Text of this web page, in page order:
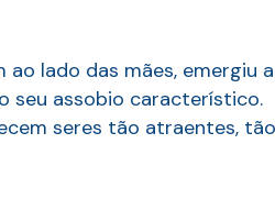
lado das mães,
seu assobio característico.
seres tão atraentes,